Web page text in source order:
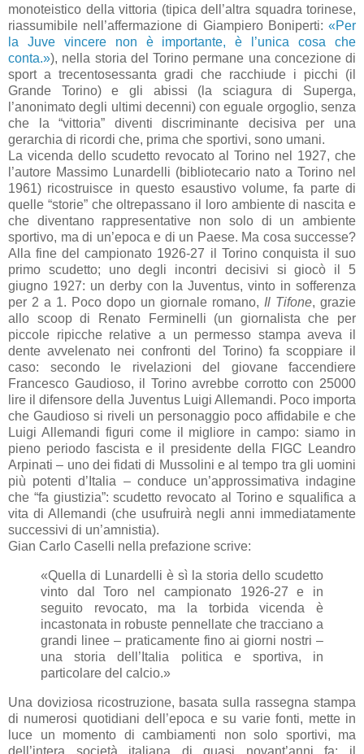
monoteistico della vittoria (tipica dell’altra squadra torinese,
riassumibile nell’affermazione di Giampiero Boniperti: «Per
la Juve vincere non è importante, è l’unica cosa che
conta.»), nella storia del Torino permane una concezione di
sport a trecentosessanta gradi che racchiude i picchi (il
Grande Torino) e gli abissi (la sciagura di Superga,
l’anonimato degli ultimi decenni) con eguale orgoglio, senza
che la “vittoria” diventi discriminante decisiva per una
gerarchia di ricordi che, prima che sportivi, sono umani.
La vicenda dello scudetto revocato al Torino nel 1927, che
l’autore Massimo Lunardelli (bibliotecario nato a Torino nel
1961) ricostruisce in questo esaustivo volume, fa parte di
quelle “storie” che oltrepassano il loro ambiente di nascita e
che diventano rappresentative non solo di un ambiente
sportivo, ma di un’epoca e di un Paese. Ma cosa successe?
Alla fine del campionato 1926-27 il Torino conquista il suo
primo scudetto; uno degli incontri decisivi si giocò il 5
giugno 1927: un derby con la Juventus, vinto in sofferenza
per 2 a 1. Poco dopo un giornale romano, Il Tifone, grazie
allo scoop di Renato Ferminelli (un giornalista che per
piccole ripicche relative a un permesso stampa aveva il
dente avvelenato nei confronti del Torino) fa scoppiare il
caso: secondo le rivelazioni del giovane faccendiere
Francesco Gaudioso, il Torino avrebbe corrotto con 25000
lire il difensore della Juventus Luigi Allemandi. Poco importa
che Gaudioso si riveli un personaggio poco affidabile e che
Luigi Allemandi figuri come il migliore in campo: siamo in
pieno periodo fascista e il presidente della FIGC Leandro
Arpinati – uno dei fidati di Mussolini e al tempo tra gli uomini
più potenti d’Italia – conduce un’approssimativa indagine
che “fa giustizia”: scudetto revocato al Torino e squalifica a
vita di Allemandi (che usufruirà negli anni immediatamente
successivi di un’amnistia).
Gian Carlo Caselli nella prefazione scrive:
«Quella di Lunardelli è sì la storia dello scudetto
vinto dal Toro nel campionato 1926-27 e in
seguito revocato, ma la torbida vicenda è
incastonata in robuste pennellate che tracciano a
grandi linee – praticamente fino ai giorni nostri –
una storia dell’Italia politica e sportiva, in
particolare del calcio.»
Una doviziosa ricostruzione, basata sulla rassegna stampa
di numerosi quotidiani dell’epoca e su varie fonti, mette in
luce un momento di cambiamenti non solo sportivi, ma
dell’intera società italiana di quasi novant’anni fa: il